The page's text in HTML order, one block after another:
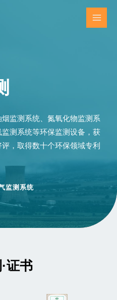
监测系统、氮氧化物监测系
测系统等环保监测设备，获
，取得数十个环保领域专利
监测系统
证书